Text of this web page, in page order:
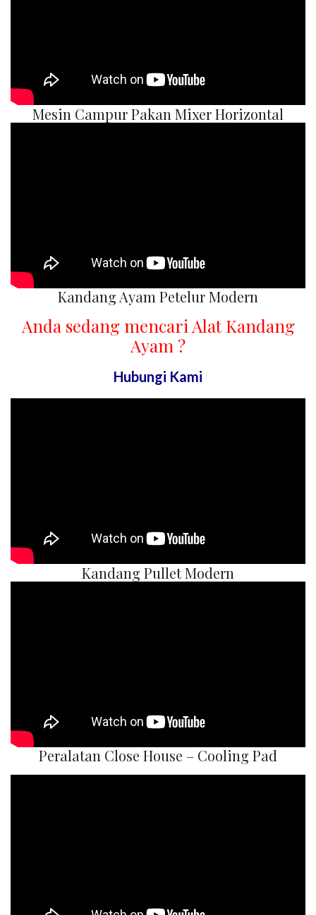
Mesin Campur Pakan Mixer Horizontal
Kandang Ayam Petelur Modern
Anda sedang mencari Alat Kandang
Ayam ?
Hubungi Kami
Kandang Pullet Modern
Peralatan Close House – Cooling Pad